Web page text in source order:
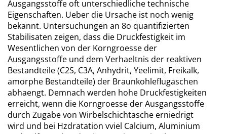
Ausgangsstoffe oft unterschiedliche technische
Eigenschaften. Ueber die Ursache ist noch wenig
bekannt. Untersuchungen an 8o quantifizierten
Stabilisaten zeigen, dass die Druckfestigkeit im
Wesentlichen von der Korngroesse der
Ausgangsstoffe und dem Verhaeltnis der reaktiven
Bestandteile (C2S, C3A, Anhydrit, Yeelimit, Freikalk,
amorphe Bestandteile) der Braunkohleflugaschen
abhaengt. Demnach werden hohe Druckfestigkeiten
erreicht, wenn die Korngroesse der Ausgangsstoffe
durch Zugabe von Wirbelschichtasche erniedrigt
wird und bei Hzdratation vviel Calcium, Aluminium